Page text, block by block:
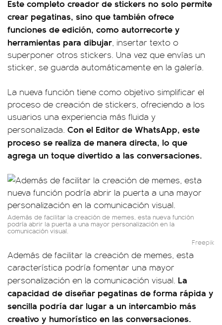
Este completo creador de stickers no solo permite
crear pegatinas, sino que también ofrece
funciones de edición, como autorrecorte y
herramientas para dibujar, insertar texto o
superponer otros stickers. Una vez que envías un
sticker, se guarda automáticamente en la galería.
La nueva función tiene como objetivo simplificar el
proceso de creación de stickers, ofreciendo a los
usuarios una experiencia más fluida y
personalizada. Con el Editor de WhatsApp, este
proceso se realiza de manera directa, lo que
agrega un toque divertido a las conversaciones.
Además de facilitar la creación de memes, esta nueva función
podría abrir la puerta a una mayor personalización en la
comunicación visual.
Freepik
Además de facilitar la creación de memes, esta
característica podría fomentar una mayor
personalización en la comunicación visual. La
capacidad de diseñar pegatinas de forma rápida y
sencilla podría dar lugar a un intercambio más
creativo y humorístico en las conversaciones.